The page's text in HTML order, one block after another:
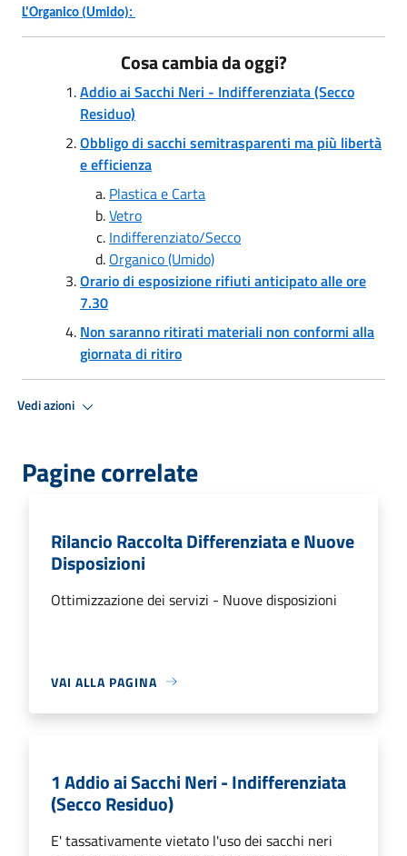
L'Organico (Umido):
Cosa cambia da oggi?
Addio ai Sacchi Neri - Indifferenziata (Secco
Residuo)
Obbligo di sacchi semitrasparenti ma più libertà
e efficienza
Plastica e Carta
Vetro
Indifferenziato/Secco
Organico (Umido)
Orario di esposizione rifiuti anticipato alle ore
7.30
Non saranno ritirati materiali non conformi alla
giornata di ritiro
Vedi azioni
Pagine correlate
Rilancio Raccolta Differenziata e Nuove
Disposizioni
Ottimizzazione dei servizi - Nuove disposizioni
VAI ALLA PAGINA
1 Addio ai Sacchi Neri - Indifferenziata
(Secco Residuo)
E' tassativamente vietato l'uso dei sacchi neri